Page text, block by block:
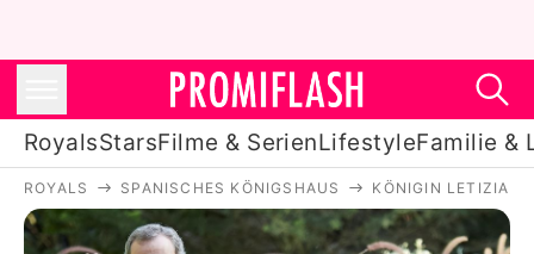
RoyalsStarsFilme & SerienLifestyleFamilie &
Royals
ROYALS SPANISCHES KÖNIGSHAUS KÖNIGIN LETIZIA